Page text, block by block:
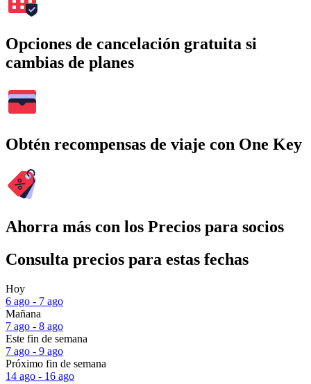
Opciones de cancelación gratuita si
cambias de planes
Obtén recompensas de viaje con One Key
Ahorra más con los Precios para socios
Consulta precios para estas fechas
Hoy
6 ago - 7 ago
Mañana
7 ago - 8 ago
Este fin de semana
7 ago - 9 ago
Próximo fin de semana
14 ago - 16 ago